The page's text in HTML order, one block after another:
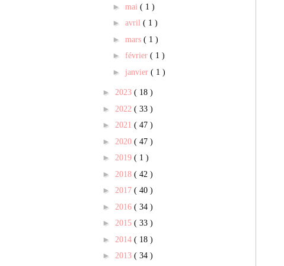
► mai ( 1 )
► avril ( 1 )
► mars ( 1 )
► février ( 1 )
► janvier ( 1 )
► 2023 ( 18 )
► 2022 ( 33 )
► 2021 ( 47 )
► 2020 ( 47 )
► 2019 ( 1 )
► 2018 ( 42 )
► 2017 ( 40 )
► 2016 ( 34 )
► 2015 ( 33 )
► 2014 ( 18 )
► 2013 ( 34 )